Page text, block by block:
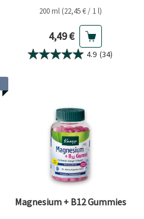
200 ml (22,45 € / 1 l)
Aktueller Preis
4,49 €
4.9 (34)
Magnesium + B12 Gummies